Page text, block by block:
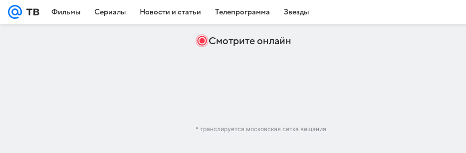
Фильмы Сериалы Новости и статьи Телепрограмма Звезды
Смотрите онлайн
* транслируется московская сетка вещания